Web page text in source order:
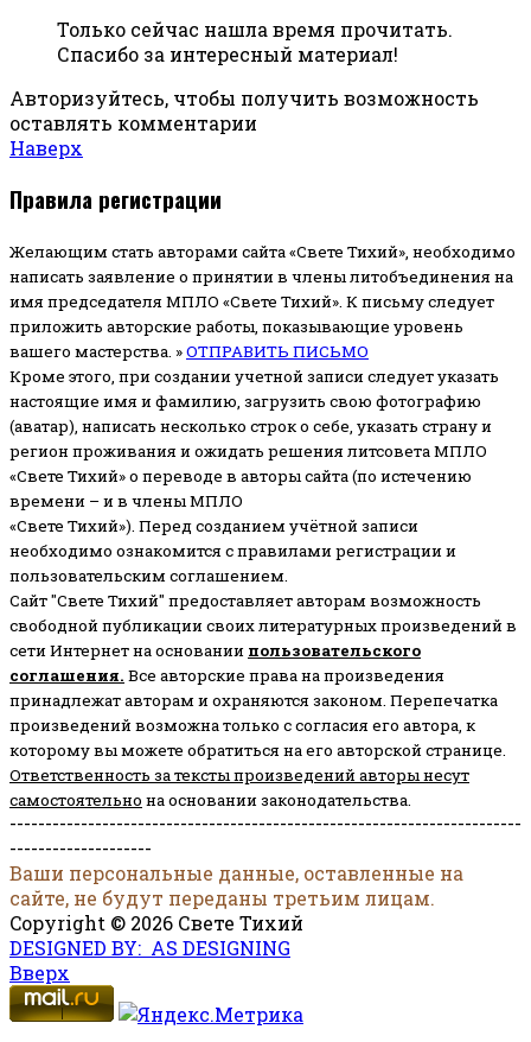
Только сейчас нашла время прочитать.
Спасибо за интересный материал!
Авторизуйтесь, чтобы получить возможность
оставлять комментарии
Наверх
Правила регистрации
Желающим стать авторами сайта «Свете Тихий», необходимо
написать заявление о принятии в члены литобъединения на
имя председателя МПЛО «Свете Тихий». К письму следует
приложить авторские работы, показывающие уровень
вашего мастерства. »ОТПРАВИТЬ ПИСЬМО
Кроме этого, при создании учетной записи следует указать
настоящие имя и фамилию, загрузить свою фотографию
(аватар), написать несколько строк о себе, указать страну и
регион проживания и ожидать решения литсовета МПЛО
«Свете Тихий» о переводе в авторы сайта (по истечению
времени – и в члены МПЛО
«Свете Тихий»). Перед созданием учётной записи
необходимо ознакомится с правилами регистрации и
пользовательским соглашением.
Сайт "Свете Тихий" предоставляет авторам возможность
свободной публикации своих литературных произведений в
сети Интернет на основании пользовательского
соглашения. Все авторские права на произведения
принадлежат авторам и охраняются законом. Перепечатка
произведений возможна только с согласия его автора, к
которому вы можете обратиться на его авторской странице.
Ответственность за тексты произведений авторы несут
самостоятельно на основании законодательства.
------------------------------------------------------------------------
--------------------
Ваши персональные данные, оставленные на
сайте, не будут переданы третьим лицам.
Copyright © 2026 Свете Тихий
DESIGNED BY: AS DESIGNING
Вверх